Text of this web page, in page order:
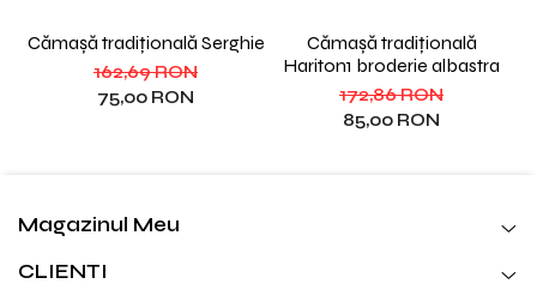
Cămașă tradițională Serghie
162,69 RON
75,00 RON
Cămașă tradițională
Hariton1 broderie albastra
172,86 RON
85,00 RON
Magazinul Meu
CLIENTI